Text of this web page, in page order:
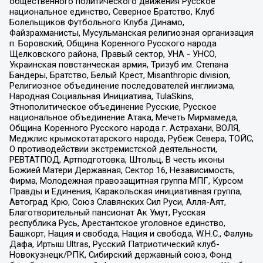
национальное единство, Северное Братство, Клуб
Болельщиков Футбольного Клуба Динамо,
Файзрахманисты, Мусульманская религиозная организация
п. Боровский, Община Коренного Русского народа
Щелковского района, Правый сектор, УНА - УНСО,
Украинская повстанческая армия, Тризуб им. Степана
Бандеры, Братство, Белый Крест, Misanthropic division,
Религиозное объединение последователей инглиизма,
Народная Социальная Инициатива, TulaSkins,
Этнополитическое объединение Русские, Русское
национальное объединение Атака, Мечеть Мирмамеда,
Община Коренного Русского народа г. Астрахани, ВОЛЯ,
Меджлис крымскотатарского народа, Рубеж Севера, ТОЙС,
О противодействии экстремистской деятельности,
РЕВТАТПОД, Артподготовка, Штольц, В честь иконы
Божией Матери Державная, Сектор 16, Независимость,
Фирма, Молодежная правозащитная группа МПГ, Курсом
Правды и Единения, Каракольская инициативная группа,
Автоград Крю, Союз Славянских Сил Руси, Алля-Аят,
Благотворительный пансионат Ак Умут, Русская
республика Русь, Арестантское уголовное единство,
Башкорт, Нация и свобода, Нация и свобода, W.H.С., Фалунь
Дафа, Иртыш Ultras, Русский Патриотический клуб-
Новокузнецк/РПК, Сибирский державный союз, Фонд